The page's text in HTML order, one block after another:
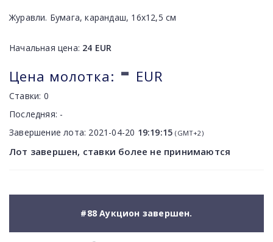
Журавли. Бумага, карандаш, 16х12,5 см
Начальная цена: 24 EUR
Цена молотка: - EUR
Ставки: 0
Последняя: -
Завершение лота: 2021-04-20 19:19:15 (GMT+2)
Лот завершен, ставки более не принимаются
#88 Аукцион завершен.